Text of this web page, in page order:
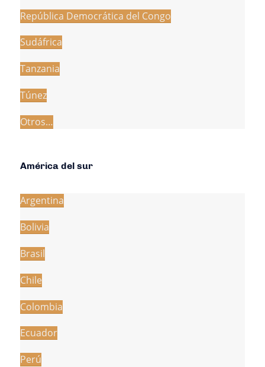
República Democrática del Congo
Sudáfrica
Tanzania
Túnez
Otros…
América del sur
Argentina
Bolivia
Brasil
Chile
Colombia
Ecuador
Perú